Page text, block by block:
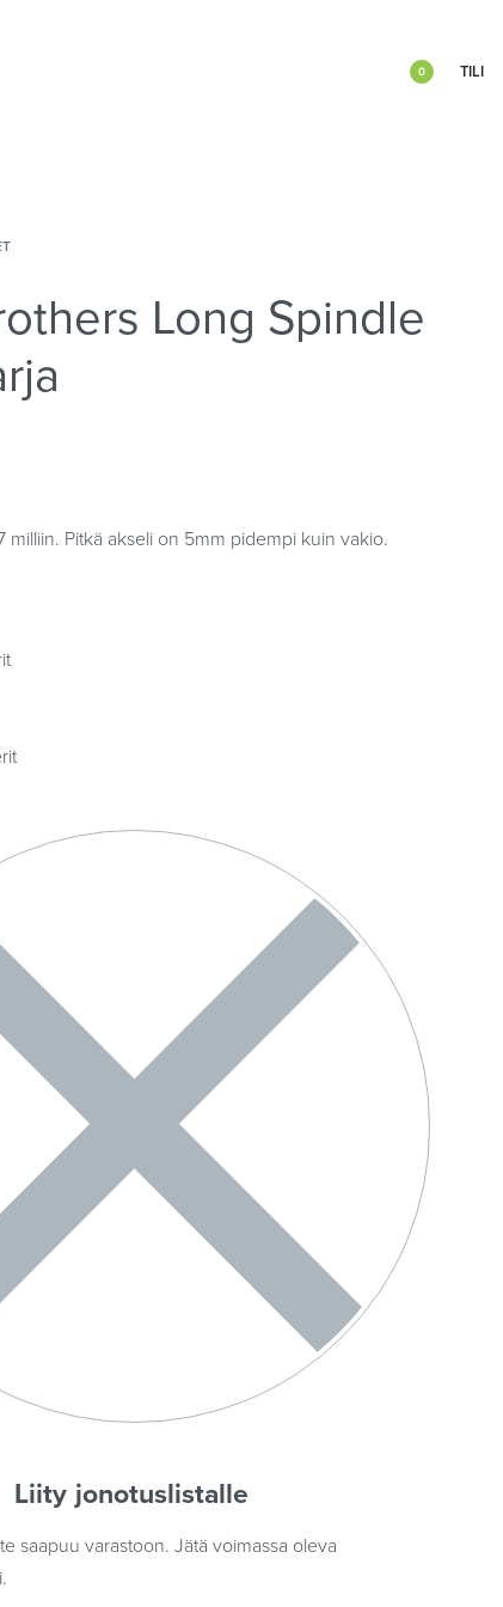
0 TILI
Long Spindle
milliin. Pitkä akseli on 5mm pidempi kuin vakio.
Liity jonotuslistalle
saapuu varastoon. Jätä voimassa oleva